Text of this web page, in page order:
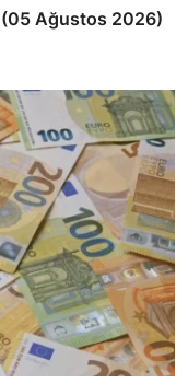
(05 Ağustos 2026)